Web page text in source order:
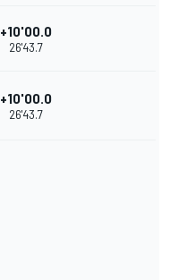
+10'00.0
26'43.7
+10'00.0
26'43.7